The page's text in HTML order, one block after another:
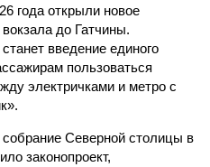
года открыли новое
до Гатчины.
введение единого
пользоваться
электричками и метро с
Северной столицы в
законопроект,